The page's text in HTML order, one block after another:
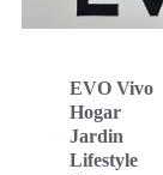
EVO Vivo
Hogar
Jardin
Lifestyle